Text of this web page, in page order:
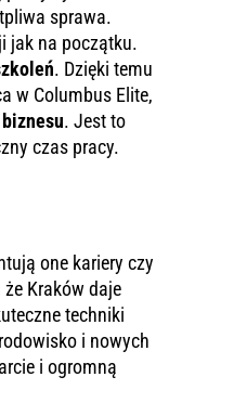
sprawa.
jak na początku.
. Dzięki temu
w Columbus Elite,
. Jest to
czas pracy.
one kariery czy
Kraków daje
techniki
i nowych
i ogromną